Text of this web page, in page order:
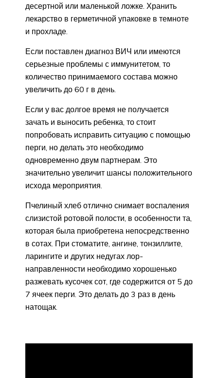
десертной или маленькой ложке. Хранить
лекарство в герметичной упаковке в темноте
и прохладе.
Если поставлен диагноз ВИЧ или имеются
серьезные проблемы с иммунитетом, то
количество принимаемого состава можно
увеличить до 60 г в день.
Если у вас долгое время не получается
зачать и выносить ребенка, то стоит
попробовать исправить ситуацию с помощью
перги, но делать это необходимо
одновременно двум партнерам. Это
значительно увеличит шансы положительного
исхода мероприятия.
Пчелиный хлеб отлично снимает воспаления
слизистой ротовой полости, в особенности та,
которая была приобретена непосредственно
в сотах. При стоматите, ангине, тонзиллите,
ларингите и других недугах лор-
направленности необходимо хорошенько
разжевать кусочек сот, где содержится от 5 до
7 ячеек перги. Это делать до 3 раз в день
натощак.